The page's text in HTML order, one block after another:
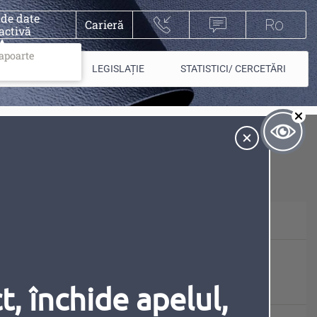
Contrast
Inversiune Animațiile
date
Carieră
LEGISLAȚIE STATISTICI/ CERCETĂRI
închide apelul,